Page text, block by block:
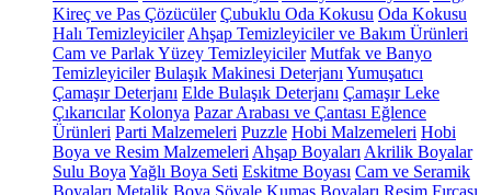
Kireç ve Pas Çözücüler Çubuklu Oda Kokusu Oda Kokusu
Halı Temizleyiciler Ahşap Temizleyiciler ve Bakım Ürünleri
Cam ve Parlak Yüzey Temizleyiciler Mutfak ve Banyo
Temizleyiciler Bulaşık Makinesi Deterjanı Yumuşatıcı
Çamaşır Deterjanı Elde Bulaşık Deterjanı Çamaşır Leke
Çıkarıcılar Kolonya Pazar Arabası ve Çantası Eğlence
Ürünleri Parti Malzemeleri Puzzle Hobi Malzemeleri Hobi
Boya ve Resim Malzemeleri Ahşap Boyaları Akrilik Boyalar
Sulu Boya Yağlı Boya Seti Eskitme Boyası Cam ve Seramik
Boyaları Metalik Boya Şövale Kumaş Boyaları Resim Fırçası